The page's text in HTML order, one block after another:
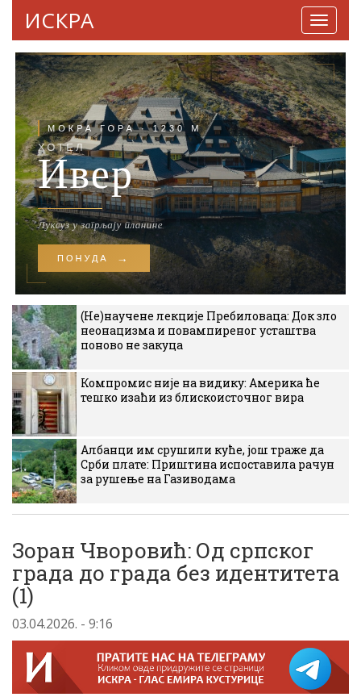
ИСКРА
(Не)научене лекције Пребиловаца: Док зло
неонацизма и повампиреног усташтва
поново не закуца
Компромис није на видику: Америка ће
тешко изаћи из блискоисточног вира
Албанци им срушили куће, још траже да
Срби плате: Приштина испоставила рачун
за рушење на Газиводама
Зоран Чворовић: Од српског
града до града без идентитета
(1)
03.04.2026. - 9:16